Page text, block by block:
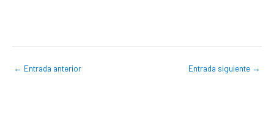
← Entrada anterior Entrada siguiente →